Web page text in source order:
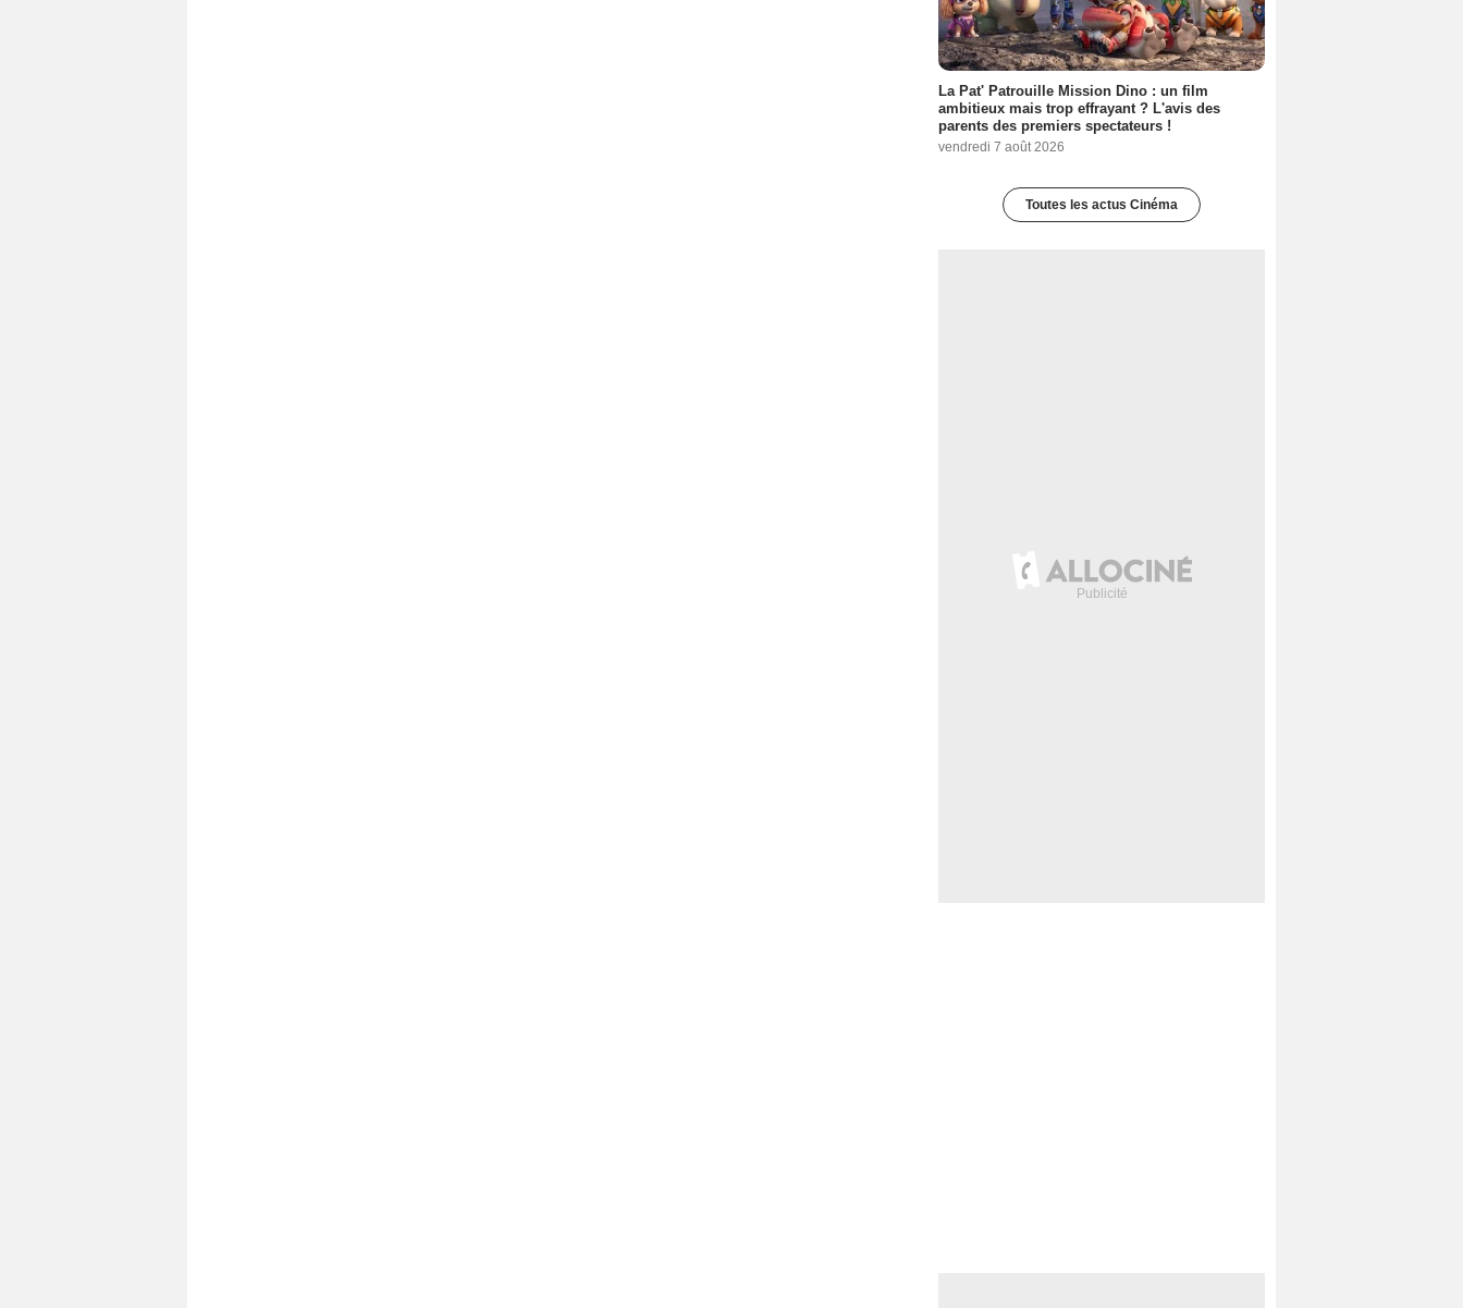
La Pat' Patrouille Mission Dino : un film
ambitieux mais trop effrayant ? L'avis des
parents des premiers spectateurs !
vendredi 7 août 2026
Toutes les actus Cinéma